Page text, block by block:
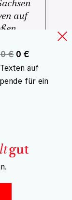
auf
dazu
– nah
€0 €
auf
für ein